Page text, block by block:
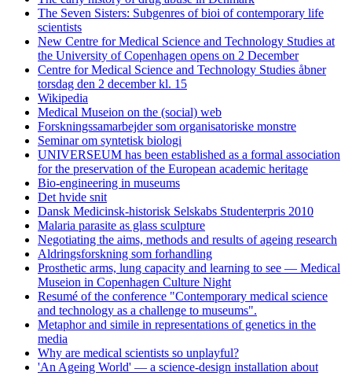
The Seven Sisters: Subgenres of bioi of contemporary life
scientists
New Centre for Medical Science and Technology Studies at
the University of Copenhagen opens on 2 December
Centre for Medical Science and Technology Studies åbner
torsdag den 2 december kl. 15
Wikipedia
Medical Museion on the (social) web
Forskningssamarbejder som organisatoriske monstre
Seminar om syntetisk biologi
UNIVERSEUM has been established as a formal association
for the preservation of the European academic heritage
Bio-engineering in museums
Det hvide snit
Dansk Medicinsk-historisk Selskabs Studenterpris 2010
Malaria parasite as glass sculpture
Negotiating the aims, methods and results of ageing research
Aldringsforskning som forhandling
Prosthetic arms, lung capacity and learning to see — Medical
Museion in Copenhagen Culture Night
Resumé of the conference "Contemporary medical science
and technology as a challenge to museums".
Metaphor and simile in representations of genetics in the
media
Why are medical scientists so unplayful?
'An Ageing World' — a science-design installation about